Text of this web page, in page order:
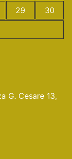
29
30
G. Cesare 13,